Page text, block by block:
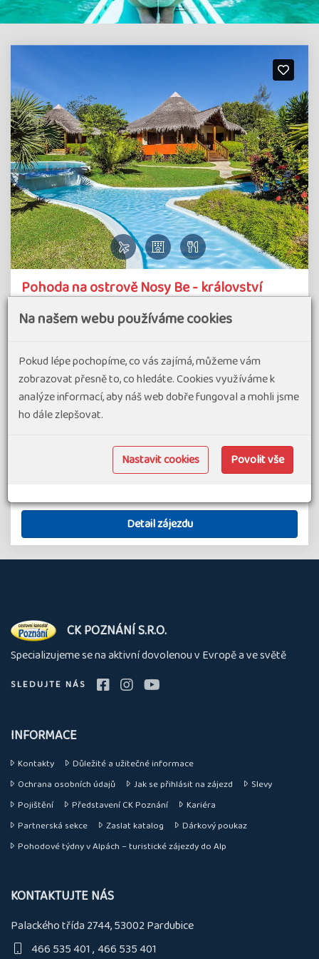
Pohoda na ostrově Nosy Be - království
lemurů na Madagaskaru
Chcete utéct před chladnými dny, které nás v tomto období
Be na Madagaskaru. Ostrov vůní, jak se tomuto místu
často přezdívá, vás přivítá příjemnými letními teplotami a
bohatým vyžitím…
od81 590 Kč
Detail zájezdu
O
nás
CK POZNÁNÍ S.R.O.
Specializujeme se na aktivní dovolenou v Evropě a ve světě
SLEDUJTE NÁS
INFORMACE
Kontakty
Důležité a užitečné informace
Ochrana osobních údajů
Jak se přihlásit na zájezd
Slevy
Pojištění
Představení CK Poznání
Kariéra
Partnerská sekce
Zaslat katalog
Dárkový poukaz
Pohodové týdny v Alpách – turistické zájezdy do Alp
KONTAKTUJTE NÁS
Palackého třída 2744, 53002 Pardubice
466 535 401 466 535 401
Na našem webu používáme cookies
Pokud lépe pochopíme, co vás zajímá, můžeme vám
zobrazovat přesně to, co hledáte. Cookies využíváme k
analýze informací, aby náš web dobře fungoval a mohli jsme
ho dále zlepšovat.
Nastavit cookies Povolit vše